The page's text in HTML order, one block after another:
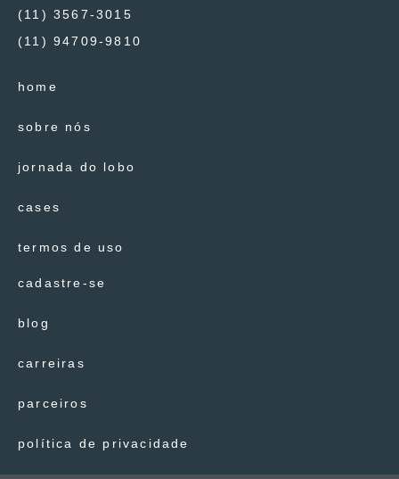
(11) 3567-3015
(11) 94709-9810
home
sobre nós
jornada do lobo
cases
termos de uso
cadastre-se
blog
carreiras
parceiros
política de privacidade